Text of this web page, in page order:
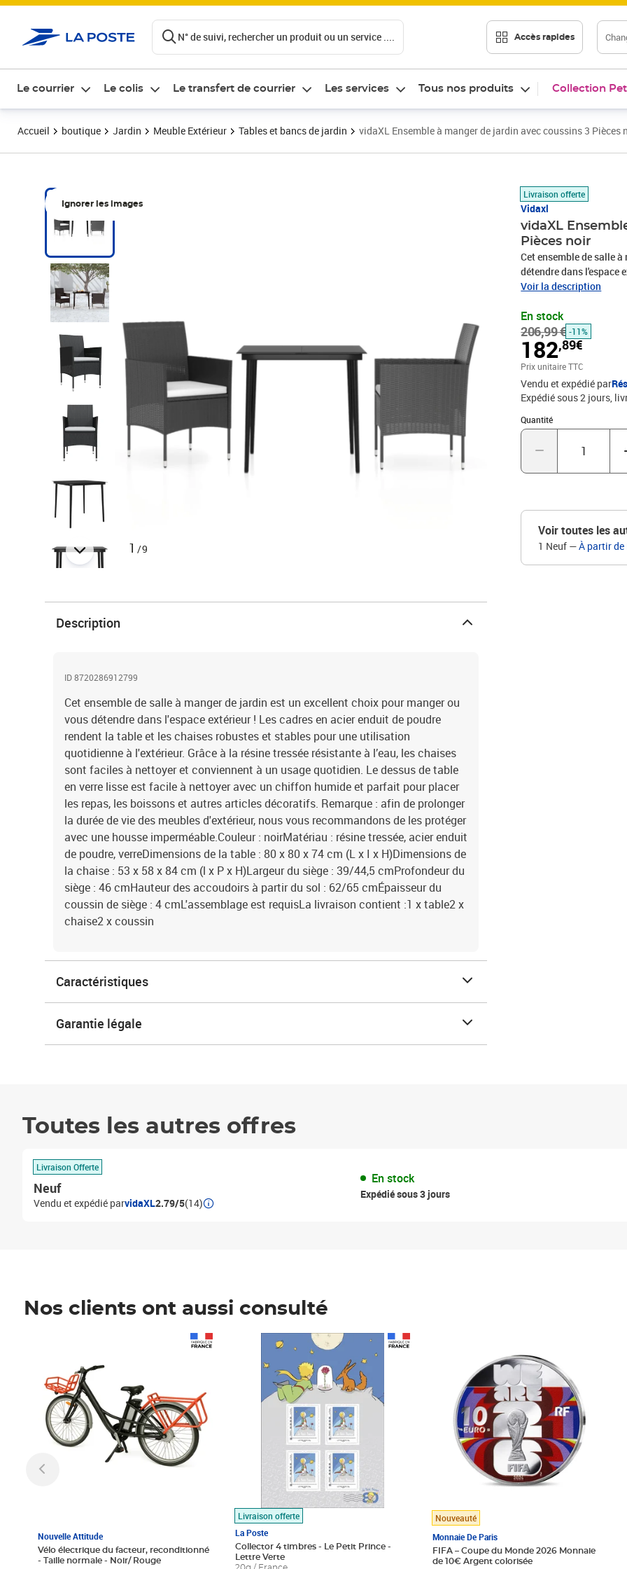
N° de suivi, rechercher un produit ou un service .... Accès rapides
Le courrier Le colis Le transfert de courrier Les services Tous nos produits Collection
Accueil boutique Jardin Meuble Extérieur Tables et bancs de jardin vidaXL Ensemble à manger de jardin avec coussins 3 Pièces
Ignorer les images
1 /9
Livraison offerte
Vidaxl
vidaXL
Pièces noir
Cet ensemble de salle
détendre dans l'espace extérieur ! Les cadres en acier
table et les chaises
conviennent à un usage
nettoyer avec un
autres articles
d'extérieur, nous vous
imperméable.Couleur :
verreDimensions de la
58 x 84 cm (l x P x
cmHauteur des
cmL'assemblage est
Voir la description
En stock
206,99 €
Prix barré 206,99 €
-11%
182,89€
Prix 182,89€
Prix unitaire TTC
Vendu et expédié par
Expédié sous 2 jours
Quantité
Quantité : 1
Voir toutes les
1 Neuf —À partir de
Description
ID 8720286912799
Cet ensemble de salle à manger de jardin est un excellent choix pour manger ou
vous détendre dans l'espace extérieur ! Les cadres en acier enduit de poudre
rendent la table et les chaises robustes et stables pour une utilisation
quotidienne à l'extérieur. Grâce à la résine tressée résistante à l’eau, les chaises
sont faciles à nettoyer et conviennent à un usage quotidien. Le dessus de table
en verre lisse est facile à nettoyer avec un chiffon humide et parfait pour placer
les repas, les boissons et autres articles décoratifs. Remarque : afin de prolonger
la durée de vie des meubles d'extérieur, nous vous recommandons de les protéger
avec une housse imperméable.Couleur : noirMatériau : résine tressée, acier enduit
de poudre, verreDimensions de la table : 80 x 80 x 74 cm (L x I x H)Dimensions de
la chaise : 53 x 58 x 84 cm (l x P x H)Largeur du siège : 39/44,5 cmProfondeur du
siège : 46 cmHauteur des accoudoirs à partir du sol : 62/65 cmÉpaisseur du
coussin de siège : 4 cmL'assemblage est requisLa livraison contient :1 x table2 x
chaise2 x coussin
Caractéristiques
Garantie légale
Toutes les autres offres
Livraison Offerte
Neuf
Vendu et expédié parvidaXL2.79/5(14)
En stock
Expédié sous 3 jours
Nos clients ont aussi consulté
Nouvelle Attitude
Vélo électrique du facteur, reconditionné
- Taille normale - Noir/ Rouge
Livraison offerte
La Poste
Collector 4 timbres - Le Petit Prince -
Lettre Verte
Prix 7,50€
Nouveauté
Monnaie De Paris
FIFA – Coupe du Monde 2026 Monnaie
de 10€ Argent colorisée